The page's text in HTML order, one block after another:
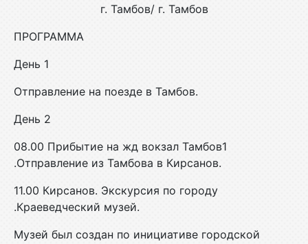
г. Тамбов/ г. Тамбов
ПРОГРАММА
День 1
Отправление на поезде в Тамбов.
День 2
08.00 Прибытие на жд вокзал Тамбов1
.Отправление из Тамбова в Кирсанов.
11.00 Кирсанов. Экскурсия по городу
.Краеведческий музей.
Музей был создан по инициативе городской